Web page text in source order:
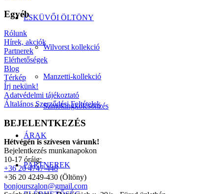
ESKÜVŐI ÖLTÖNY
Wilvorst kollekció
Manzetti-kollekció
Szmokingkölcsönzés
ÁRAK
PARTNEREK
Egyéb
Rólunk
Hírek, akciók
Partnerek
Elérhetőségek
Blog
Térkép
Írj nekünk!
Adatvédelmi tájékoztató
Általános Szerződési Feltételek
BEJELENTKEZÉS
Hétvégén is szívesen várunk!
Bejelentkezés munkanapokon
10-17 óráig:
+36 20 4747-448
+36 20 4249-430 (Öltöny)
bonjourszalon@gmail.com